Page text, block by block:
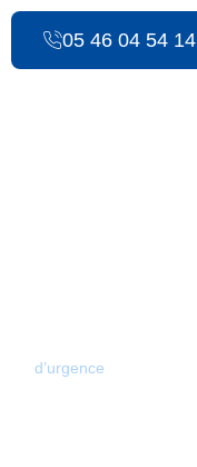
principal
05 46 04 54 14
d’urgence